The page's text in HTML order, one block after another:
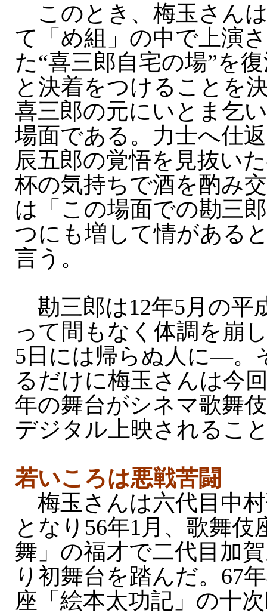
このとき、梅玉さん
て「め組」の中で上演
た“喜三郎自宅の場”を
と決着をつけることを
喜三郎の元にいとま乞
場面である。力士へ仕
辰五郎の覚悟を見抜い
杯の気持ちで酒を酌み
は「この場面での勘三
つにも増して情がある
言う。
勘三郎は12年5月の平
って間もなく体調を崩
5日には帰らぬ人に—。
るだけに梅玉さんは今
年の舞台がシネマ歌舞
デジタル上映されるこ
若いころは悪戦苦闘
梅玉さんは六代目中
となり56年1月、歌舞伎
舞」の福才で二代目加
り初舞台を踏んだ。67
座「絵本太功記」の十